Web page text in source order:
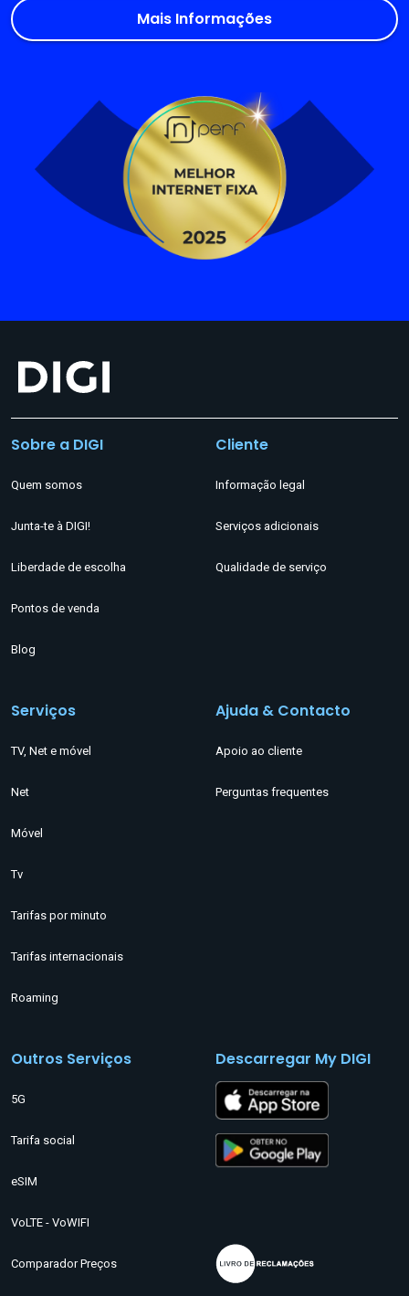
Mais Informações
Sobre a DIGI
Quem somos
Junta-te à DIGI!
Liberdade de escolha
Pontos de venda
Blog
Cliente
Informação legal
Serviços adicionais
Qualidade de serviço
Serviços
TV, Net e móvel
Net
Móvel
Tv
Tarifas por minuto
Tarifas internacionais
Roaming
Ajuda & Contacto
Apoio ao cliente
Perguntas frequentes
Outros Serviços
5G
Tarifa social
eSIM
VoLTE - VoWIFI
Comparador Preços
Descarregar My DIGI